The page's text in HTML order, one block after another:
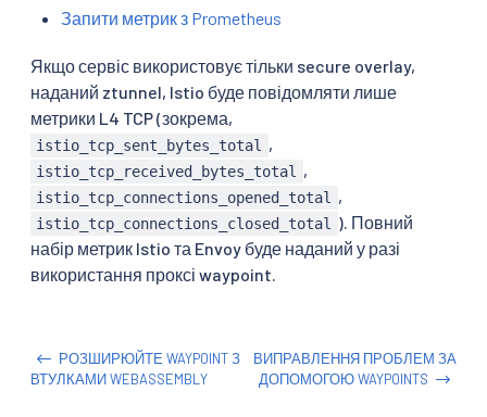
Запити метрик з Prometheus
Якщо сервіс використовує тільки secure overlay,
наданий ztunnel, Istio буде повідомляти лише
метрики L4 TCP (зокрема,
istio_tcp_sent_bytes_total ,
istio_tcp_received_bytes_total ,
istio_tcp_connections_opened_total ,
istio_tcp_connections_closed_total
). Повний
набір метрик Istio та Envoy буде наданий у разі
використання проксі waypoint.
РОЗШИРЮЙТЕ WAYPOINT З
ВТУЛКАМИ WEBASSEMBLY
ВИПРАВЛЕННЯ ПРОБЛЕМ ЗА
ДОПОМОГОЮ WAYPOINTS